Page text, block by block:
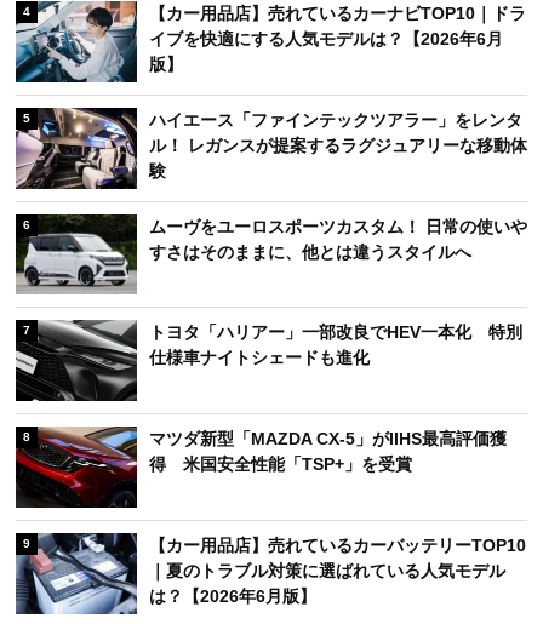
4
【カー用品店】売れているカーナビTOP10｜ドラ
イブを快適にする人気モデルは？【2026年6月
版】
5
ハイエース「ファインテックツアラー」をレンタ
ル！ レガンスが提案するラグジュアリーな移動体
験
6
ムーヴをユーロスポーツカスタム！ 日常の使いや
すさはそのままに、他とは違うスタイルへ
7
トヨタ「ハリアー」一部改良でHEV一本化 特別
仕様車ナイトシェードも進化
8
マツダ新型「MAZDA CX-5」がIIHS最高評価獲
得 米国安全性能「TSP+」を受賞
9
【カー用品店】売れているカーバッテリーTOP10
｜夏のトラブル対策に選ばれている人気モデル
は？【2026年6月版】